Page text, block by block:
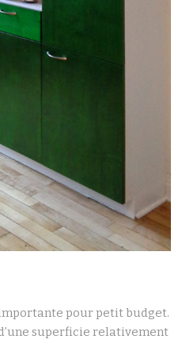
pour petit budget.
superficie relativement